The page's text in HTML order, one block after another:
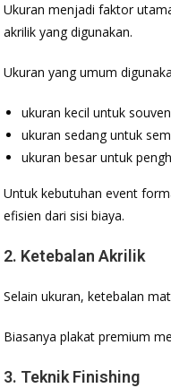
Ukuran menjadi faktor
akrilik yang digunakan.
Ukuran yang umum
ukuran kecil untuk
ukuran sedang untuk
ukuran besar untuk
Untuk kebutuhan event
efisien dari sisi biaya.
2. Ketebalan Akrilik
Selain ukuran, ketebalan
Biasanya plakat premium
3. Teknik Finishing